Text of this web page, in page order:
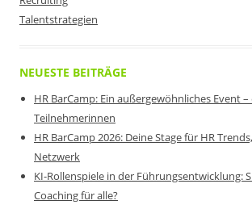
Talentstrategien
NEUESTE BEITRÄGE
HR BarCamp: Ein außergewöhnliches Event –
Teilnehmerinnen
HR BarCamp 2026: Deine Stage für HR
Netzwerk
KI-Rollenspiele in der Führungsentwicklung:
Coaching für alle?